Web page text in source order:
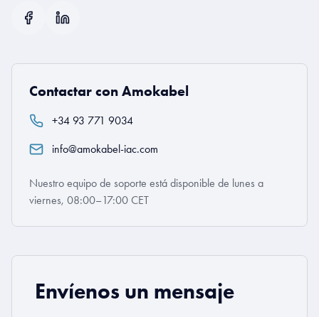
Contactar con Amokabel
+34 93 771 9034
info@amokabel-iac.com
Nuestro equipo de soporte está disponible de lunes a
viernes, 08:00–17:00 CET
Envíenos un mensaje